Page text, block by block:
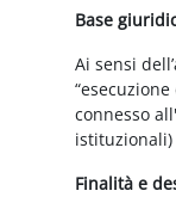
Base
Ai sensi
connesso
istituzionali)
Finalità e